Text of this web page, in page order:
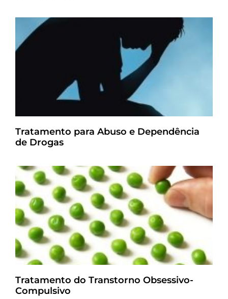
Tratamento para Abuso e Dependência
de Drogas
Tratamento do Transtorno Obsessivo-
Compulsivo